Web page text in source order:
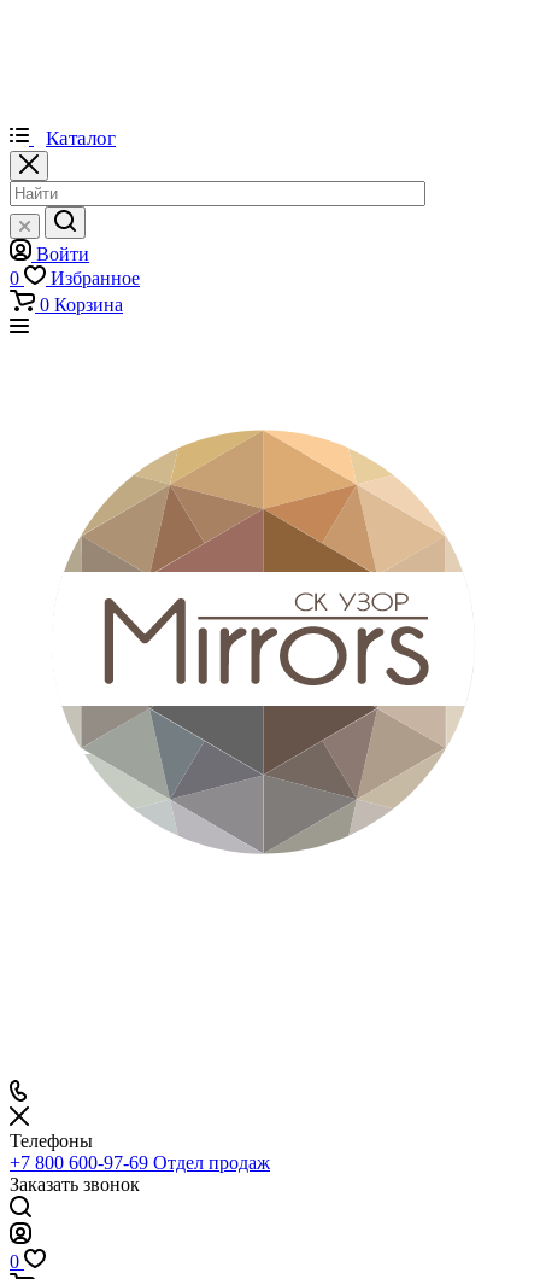
Каталог
Войти
0
Избранное
0 Корзина
Телефоны
+7 800 600-97-69 Отдел продаж
Заказать звонок
0